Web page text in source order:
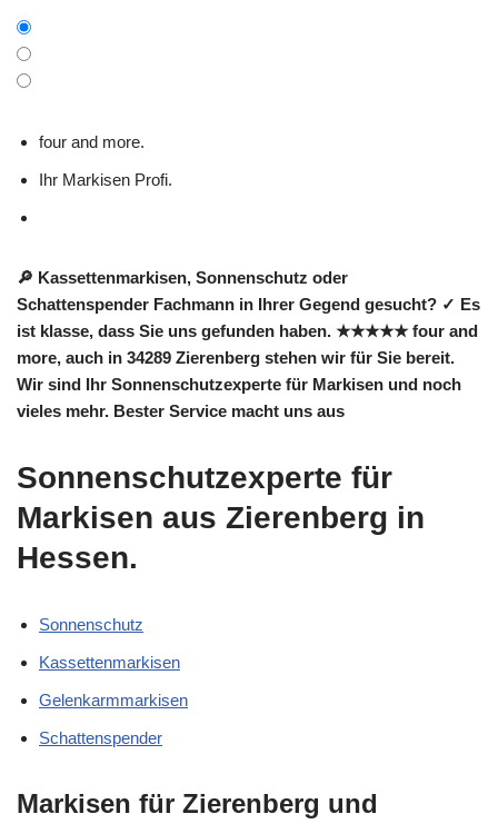
four and more.
Ihr Markisen Profi.
🔎 Kassettenmarkisen, Sonnenschutz oder
Schattenspender Fachmann in Ihrer Gegend gesucht? ✓ Es
ist klasse, dass Sie uns gefunden haben. ★★★★★ four and
more, auch in 34289 Zierenberg stehen wir für Sie bereit.
Wir sind Ihr Sonnenschutzexperte für Markisen und noch
vieles mehr. Bester Service macht uns aus
Sonnenschutzexperte für
Markisen aus Zierenberg in
Hessen.
Sonnenschutz
Kassettenmarkisen
Gelenkarmmarkisen
Schattenspender
Markisen für Zierenberg und